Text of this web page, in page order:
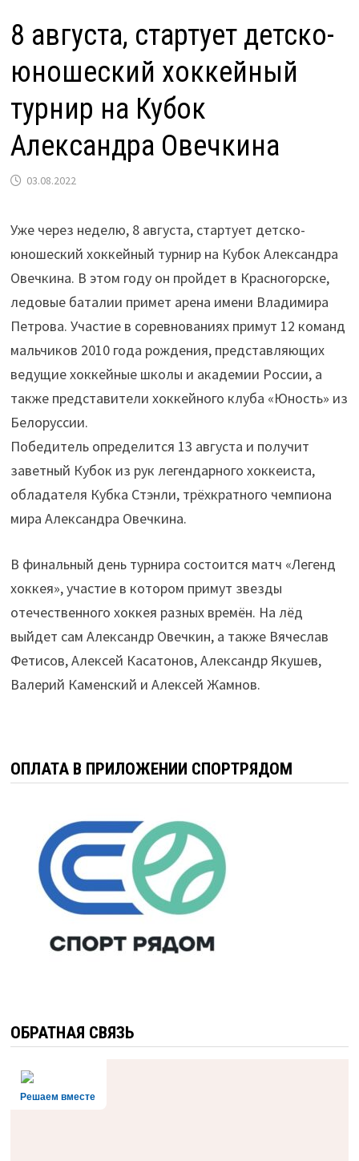
8 августа, стартует детско-
юношеский хоккейный
турнир на Кубок
Александра Овечкина
03.08.2022
Уже через неделю, 8 августа, стартует детско-
юношеский хоккейный турнир на Кубок Александра
Овечкина. В этом году он пройдет в Красногорске,
ледовые баталии примет арена имени Владимира
Петрова. Участие в соревнованиях примут 12 команд
мальчиков 2010 года рождения, представляющих
ведущие хоккейные школы и академии России, а
также представители хоккейного клуба «Юность» из
Белоруссии.
Победитель определится 13 августа и получит
заветный Кубок из рук легендарного хоккеиста,
обладателя Кубка Стэнли, трёхкратного чемпиона
мира Александра Овечкина.
В финальный день турнира состоится матч «Легенд
хоккея», участие в котором примут звезды
отечественного хоккея разных времён. На лёд
выйдет сам Александр Овечкин, а также Вячеслав
Фетисов, Алексей Касатонов, Александр Якушев,
Валерий Каменский и Алексей Жамнов.
ОПЛАТА В ПРИЛОЖЕНИИ СПОРТРЯДОМ
ОБРАТНАЯ СВЯЗЬ
Решаем вместе